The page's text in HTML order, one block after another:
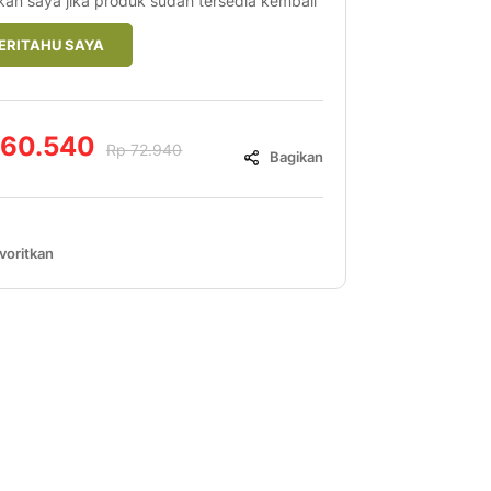
Bagikan
SAYA
Rp 72.940